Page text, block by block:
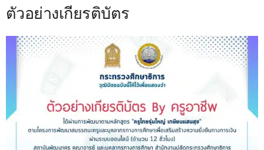
ตัวอย่างเกียรติบัตร